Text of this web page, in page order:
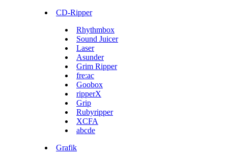
CD-Ripper
Rhythmbox
Sound Juicer
Laser
Asunder
Grim Ripper
fre:ac
Goobox
ripperX
Grip
Rubyripper
XCFA
abcde
Grafik